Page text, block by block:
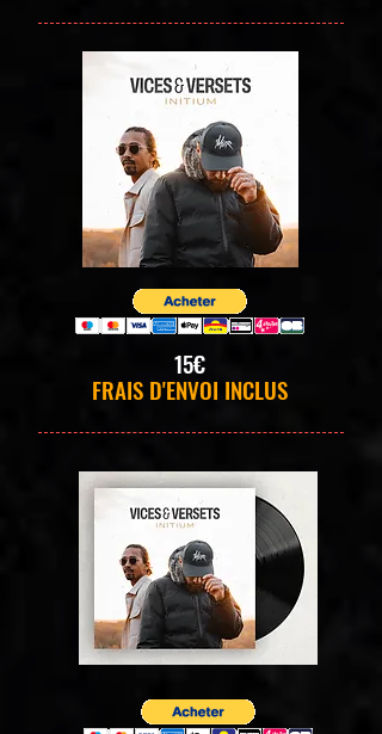
15€
FRAIS D'ENVOI INCLUS